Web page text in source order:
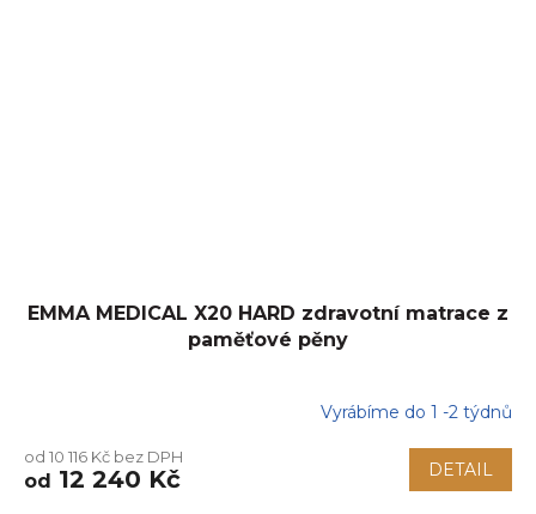
EMMA MEDICAL X20 HARD zdravotní matrace z
paměťové pěny
produktu
je
Vyrábíme do 1 -2 týdnů
od 10 116 Kč bez DPH
od 12 240 Kč DETAIL